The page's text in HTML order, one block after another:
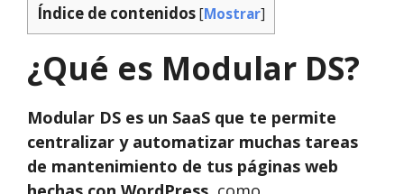
Índice de contenidos[Mostrar]
¿Qué es Modular DS?
Modular DS es un SaaS que te permite
centralizar y automatizar muchas tareas
de mantenimiento de tus páginas web